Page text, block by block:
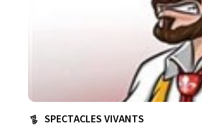
SPECTACLES VIVANTS